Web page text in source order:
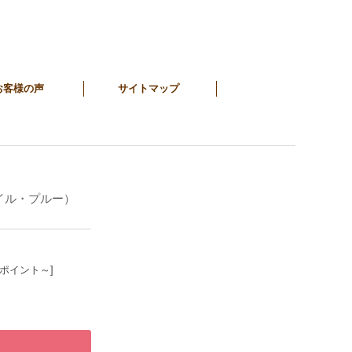
客様の声 サイトマップ
・プルー）
イント～]